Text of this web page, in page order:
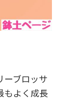
ーブロッサ
もよく成長